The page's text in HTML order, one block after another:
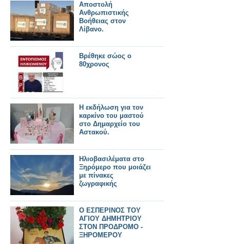
Αποστολή
Ανθρωπιστικής
Βοήθειας στον
Λίβανο.
Βρέθηκε σώος ο
80χρονος
Η εκδήλωση για τον
καρκίνο του μαστού
στο Δημαρχείο του
Αστακού.
Ηλιοβασιλέματα στο
Ξηρόμερο που μοιάζει
με πίνακες
ζωγραφικής
Ο ΕΣΠΕΡΙΝΟΣ ΤΟΥ
ΑΓΙΟΥ ΔΗΜΗΤΡΙΟΥ
ΣΤΟΝ ΠΡΟΔΡΟΜΟ -
ΞΗΡΟΜΕΡΟΥ